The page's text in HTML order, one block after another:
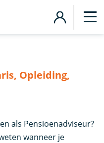
Opleiding,
als Pensioenadviseur?
wanneer je